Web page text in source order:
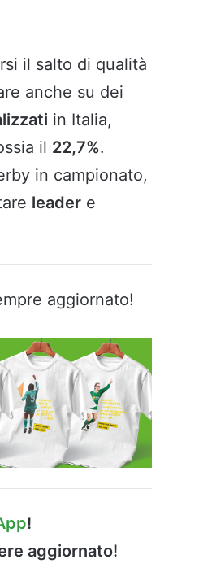
il salto di qualità
anche su dei
in Italia,
il 22,7%.
in campionato,
leader e
aggiornato!
!
aggiornato!